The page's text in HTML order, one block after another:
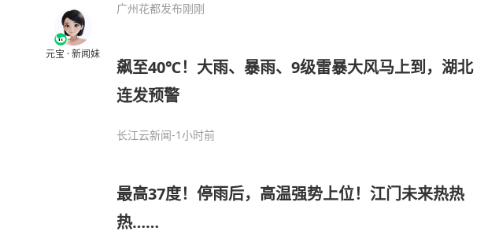
元宝 · 新闻妹
广州花都发布刚刚
飙至40℃！大雨、暴雨、9级雷暴大风马上到，湖北
连发预警
长江云新闻-1小时前
最高37度！停雨后，高温强势上位！江门未来热热
热……